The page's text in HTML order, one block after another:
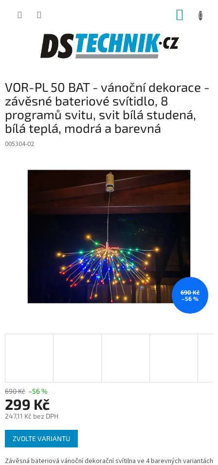
VOR-PL 50 BAT - vánoční dekorace -
závěsné bateriové svítidlo, 8
programů svitu, svit bílá studená,
bílá teplá, modrá a barevná
005304-02
690 Kč
–56 %
690 Kč –56 %
299 Kč
247,11 Kč bez DPH
Měrná
cena:
ZVOLTE VARIANTU
Závěsná bateriová vánoční dekorační svítilna ve 4 barevných variantách